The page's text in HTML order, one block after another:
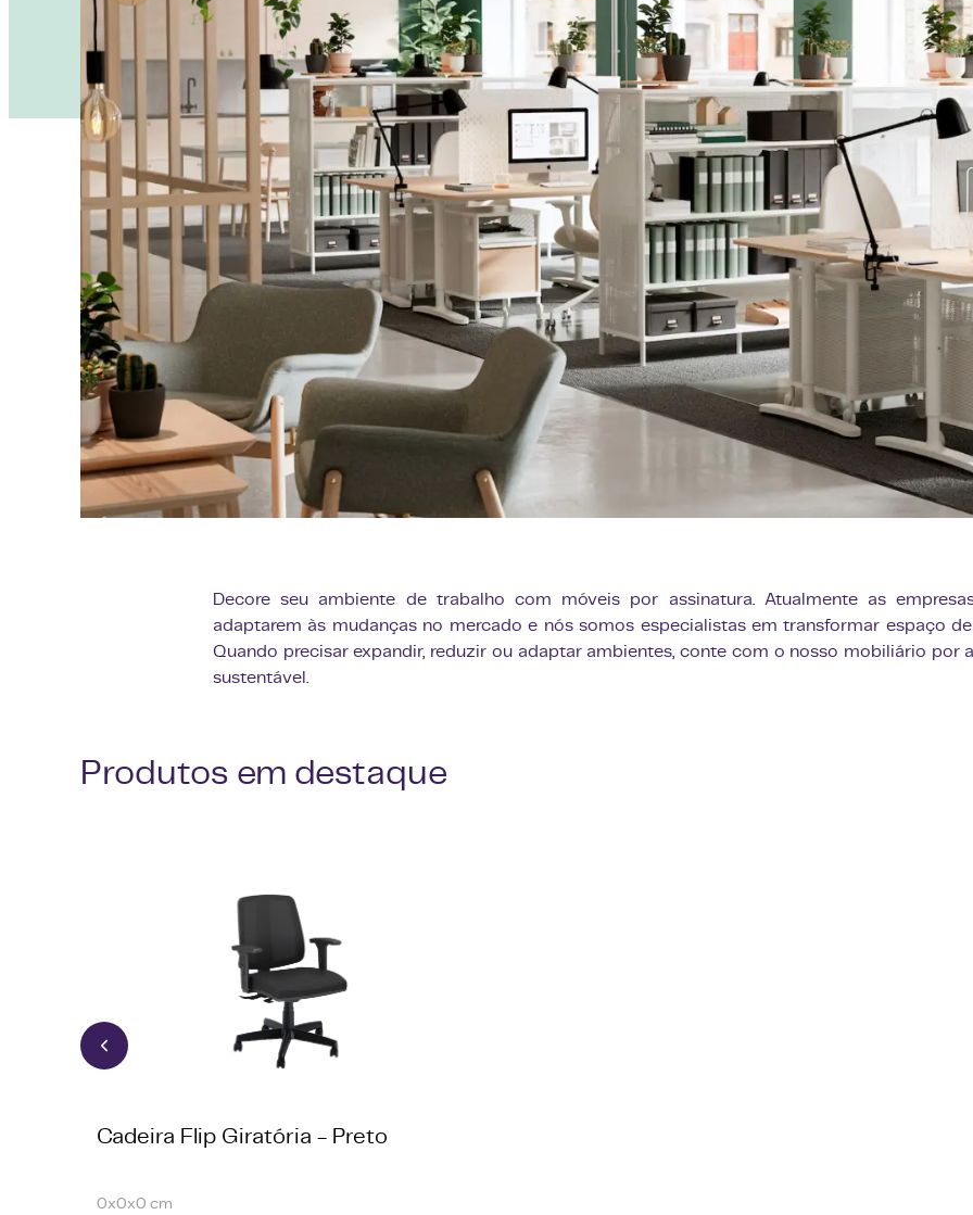
Decore seu ambiente de trabalho com móveis por assinatura. Atualmente as
adaptarem às mudanças no mercado e nós somos especialistas em transformar espaço
Quando precisar expandir, reduzir ou adaptar ambientes, conte com o nosso mobiliário por
sustentável.
Produtos em destaque
Cadeira Flip Giratória - Preto
0x0x0 cm